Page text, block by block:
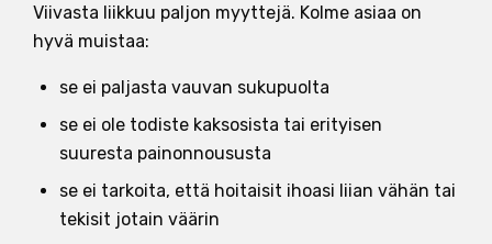
Viivasta liikkuu paljon myyttejä. Kolme asiaa on
hyvä muistaa:
se ei paljasta vauvan sukupuolta
se ei ole todiste kaksosista tai erityisen
suuresta painonnoususta
se ei tarkoita, että hoitaisit ihoasi liian vähän tai
tekisit jotain väärin